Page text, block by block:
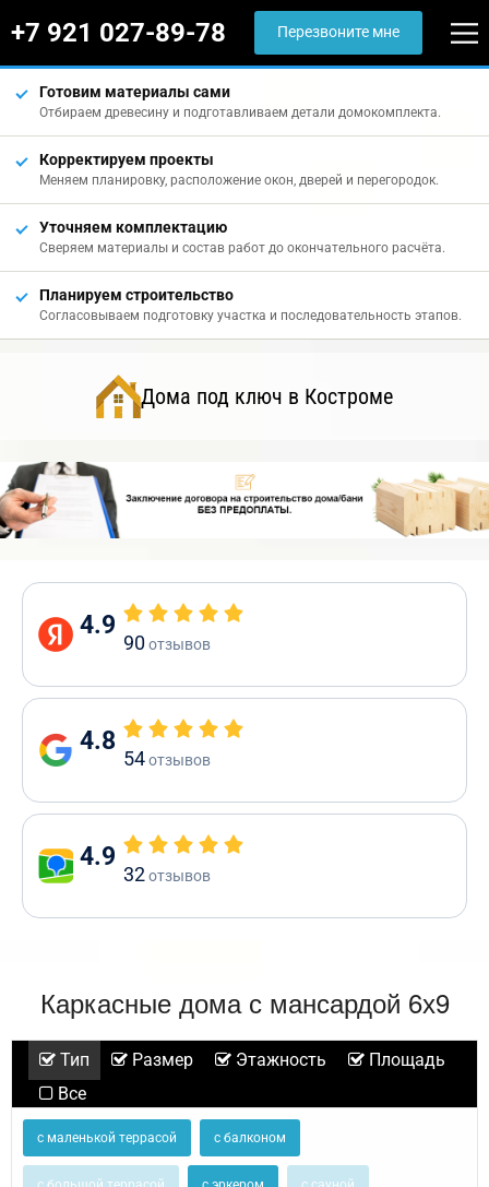
+7 921 027-89-78 Перезвоните мне
Готовим материалы сами
Отбираем древесину и подготавливаем детали домокомплекта.
Корректируем проекты
Меняем планировку, расположение окон, дверей и перегородок.
Уточняем комплектацию
Сверяем материалы и состав работ до окончательного расчёта.
Планируем строительство
Согласовываем подготовку участка и последовательность этапов.
Дома под ключ в Костроме
4.9
90отзывов
4.8
54отзывов
4.9
32отзывов
Каркасные дома с мансардой 6х9
Тип Размер Этажность
Площадь
Все
с маленькой террасой с балконом